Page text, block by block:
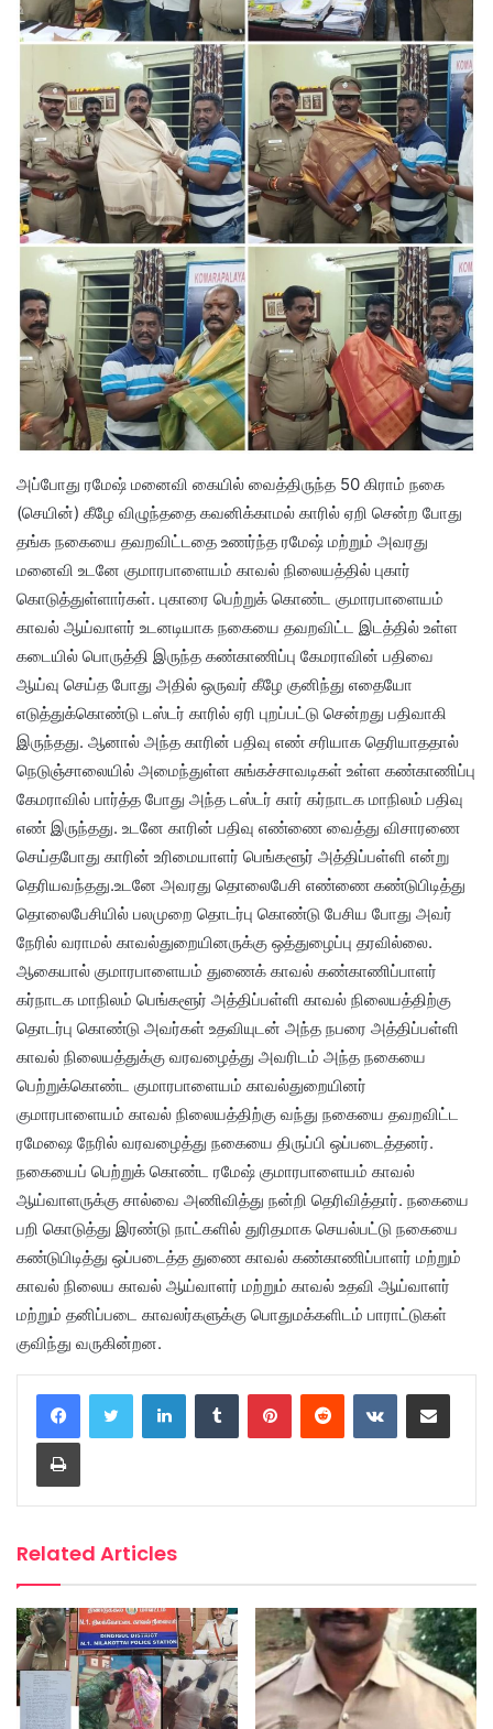
அப்போது ரமேஷ் மனைவி கையில் வைத்திருந்த 50 கிராம் நகை
(செயின்) கீழே விழுந்ததை கவனிக்காமல் காரில் ஏறி சென்ற போது
தங்க நகையை தவறவிட்டதை உணர்ந்த ரமேஷ் மற்றும் அவரது
மனைவி உடனே குமாரபாளையம் காவல் நிலையத்தில் புகார்
கொடுத்துள்ளார்கள். புகாரை பெற்றுக் கொண்ட குமாரபாளையம்
காவல் ஆய்வாளர் உடனடியாக நகையை தவறவிட்ட இடத்தில் உள்ள
கடையில் பொருத்தி இருந்த கண்காணிப்பு கேமராவின் பதிவை
ஆய்வு செய்த போது அதில் ஒருவர் கீழே குனிந்து எதையோ
எடுத்துக்கொண்டு டஸ்டர் காரில் ஏரி புறப்பட்டு சென்றது பதிவாகி
இருந்தது. ஆனால் அந்த காரின் பதிவு எண் சரியாக தெரியாததால்
நெடுஞ்சாலையில் அமைந்துள்ள சுங்கச்சாவடிகள் உள்ள கண்காணிப்பு
கேமராவில் பார்த்த போது அந்த டஸ்டர் கார் கர்நாடக மாநிலம் பதிவு
எண் இருந்தது. உடனே காரின் பதிவு எண்ணை வைத்து விசாரணை
செய்தபோது காரின் உரிமையாளர் பெங்களூர் அத்திப்பள்ளி என்று
தெரியவந்தது.உடனே அவரது தொலைபேசி எண்ணை கண்டுபிடித்து
தொலைபேசியில் பலமுறை தொடர்பு கொண்டு பேசிய போது அவர்
நேரில் வராமல் காவல்துறையினருக்கு ஒத்துழைப்பு தரவில்லை.
ஆகையால் குமாரபாளையம் துணைக் காவல் கண்காணிப்பாளர்
கர்நாடக மாநிலம் பெங்களூர் அத்திப்பள்ளி காவல் நிலையத்திற்கு
தொடர்பு கொண்டு அவர்கள் உதவியுடன் அந்த நபரை அத்திப்பள்ளி
காவல் நிலையத்துக்கு வரவழைத்து அவரிடம் அந்த நகையை
பெற்றுக்கொண்ட குமாரபாளையம் காவல்துறையினர்
குமாரபாளையம் காவல் நிலையத்திற்கு வந்து நகையை தவறவிட்ட
ரமேஷை நேரில் வரவழைத்து நகையை திருப்பி ஒப்படைத்தனர்.
நகையைப் பெற்றுக் கொண்ட ரமேஷ் குமாரபாளையம் காவல்
ஆய்வாளருக்கு சால்வை அணிவித்து நன்றி தெரிவித்தார். நகையை
பறி கொடுத்து இரண்டு நாட்களில் துரிதமாக செயல்பட்டு நகையை
கண்டுபிடித்து ஒப்படைத்த துணை காவல் கண்காணிப்பாளர் மற்றும்
காவல் நிலைய காவல் ஆய்வாளர் மற்றும் காவல் உதவி ஆய்வாளர்
மற்றும் தனிப்படை காவலர்களுக்கு பொதுமக்களிடம் பாராட்டுகள்
குவிந்து வருகின்றன.
LinkedInTumblr PinterestReddit VKontakteShare via Email
Print
Related Articles